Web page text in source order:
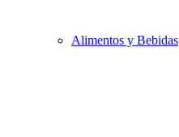
Alimentos y Bebidas